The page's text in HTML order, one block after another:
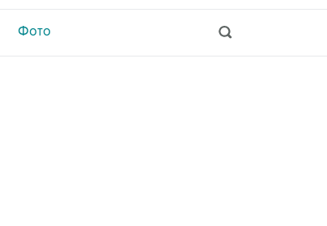
Фото